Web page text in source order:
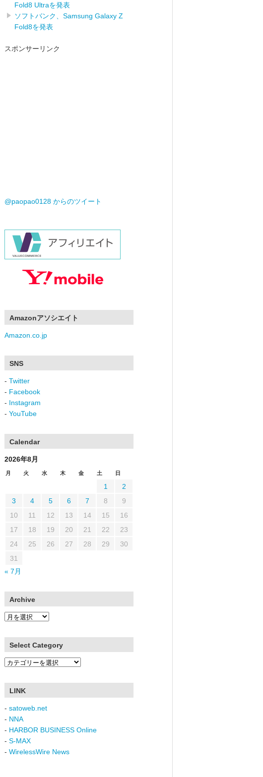
Fold8 Ultraを発表
ソフトバンク、Samsung Galaxy Z
Fold8を発表
スポンサーリンク
@paopao0128 からのツイート
Amazonアソシエイト
Amazon.co.jp
SNS
- Twitter
- Facebook
- Instagram
- YouTube
Calendar
2026年8月
月 火 水 木 金 土 日
1
2
3
4 5 6 7 8
9
10
11 12 13 14 15
16
17
18 19 20 21 22
23
24
25 26 27 28 29
30
31
« 7月
Archive
Archive
Select Category
Select
LINK
- satoweb.net
- NNA
- HARBOR BUSINESS Online
- S-MAX
- WirelessWire News